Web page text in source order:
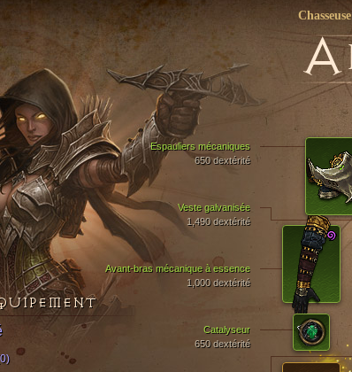
A
Veste galvanisée
1,490 dextérité
Avant-bras mécanique à essence
1,000 dextérité
Espauliers mécaniques
650 dextérité
Catalyseur
650 dextérité